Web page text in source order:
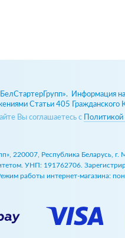
Информация на
Статьи 405 Гражданского
Вы соглашаетесь с
220007, Республика Беларусь,
УНП: 191762706.
работы интернет-магазина: